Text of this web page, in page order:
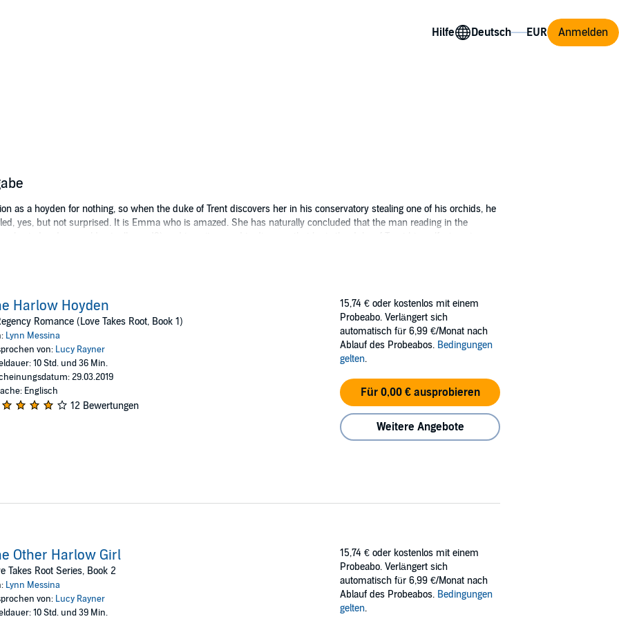
Hilfe Anmelden
as a hoyden for nothing, so when the duke of Trent discovers her in his conservatory stealing one of his orchids, he
yes, but not surprised. It is Emma who is amazed. She has naturally concluded that the man reading in the
in London would actually read?) and is quite vexed to discover that he is the duke of Trent himself - imagine,
a practical young lady with a mission: to end her dear sister Lavinia's engagement to the villainous (and dreadfully
her interest. Perhaps then Lavinia would jilt the baron.
his reputation, he does not toy with the affections of innocents. And besides, it's not her sister he longs to seduce.
Harlow Hoyden
Romance (Love Takes Root, Book 1)
Lynn Messina
von: Lucy Rayner
10 Std. und 36 Min.
29.03.2019
Englisch
12 Bewertungen
15,74 € oder kostenlos mit einem
Probeabo. Verlängert sich
automatisch für 6,99 €/Monat nach
Ablauf des Probeabos. Bedingungen
gelten.
Für 0,00 € ausprobieren
Weitere Angebote
Other Harlow Girl
Takes Root Series, Book 2
Lynn Messina
von: Lucy Rayner
10 Std. und 39 Min.
15,74 € oder kostenlos mit einem
Probeabo. Verlängert sich
automatisch für 6,99 €/Monat nach
Ablauf des Probeabos. Bedingungen
gelten.